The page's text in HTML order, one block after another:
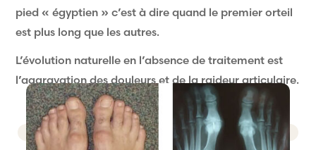
pied « égyptien » c’est à dire quand le premier orteil
est plus long que les autres.
L’évolution naturelle en l’absence de traitement est
l’aggravation des douleurs et de la raideur articulaire.